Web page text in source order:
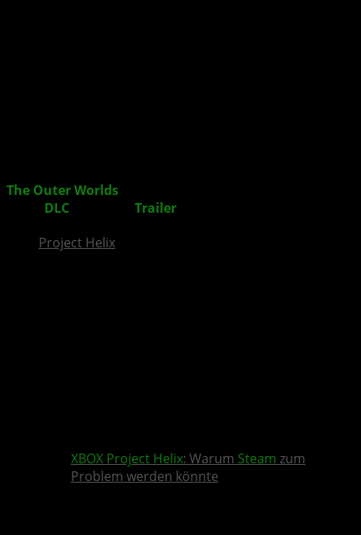
The Outer Worlds
DLC Trailer
Project Helix
XBOX Project Helix: Warum Steam zum
Problem werden könnte